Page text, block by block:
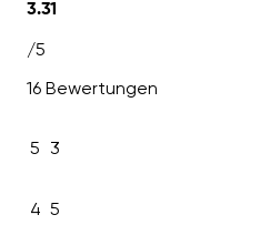
3.31
/5
16 Bewertungen
5 3
4 5